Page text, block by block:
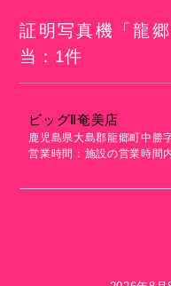
証明写真機「龍
当：1件
ビッグⅡ奄美店
鹿児島県大島郡龍郷町中勝
営業時間：施設の営業時間